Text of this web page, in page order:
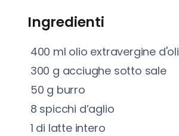
Ingredienti
400 ml olio extravergine
300 g acciughe sotto sale
50 g burro
8 spicchi d’aglio
1 di latte intero